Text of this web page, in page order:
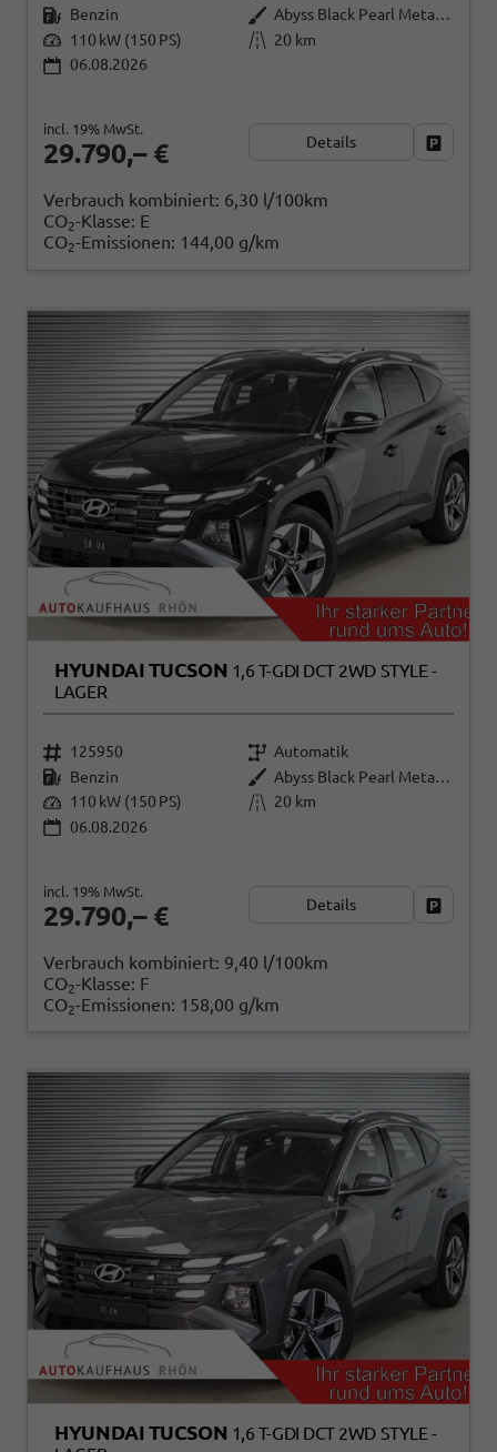
Benzin
Abyss Black Pearl Metallic ()
110 kW (150 PS)
20 km
06.08.2026
29.790,– €
incl. 19% MwSt.
Details
Verbrauch kombiniert: 6,30 l/100km
CO2-Klasse: E
CO2-Emissionen: 144,00 g/km
HYUNDAI TUCSON 1,6 T-GDI DCT 2WD STYLE -
LAGER
125950
Automatik
Benzin
Abyss Black Pearl Metallic ()
110 kW (150 PS)
20 km
06.08.2026
29.790,– €
incl. 19% MwSt.
Details
Verbrauch kombiniert: 9,40 l/100km
CO2-Klasse: F
CO2-Emissionen: 158,00 g/km
HYUNDAI TUCSON 1,6 T-GDI DCT 2WD STYLE -